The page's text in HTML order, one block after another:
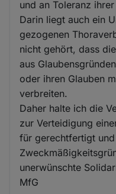
und an Toleranz
Darin liegt auch ein
gezogenen
nicht gehört, dass
aus
oder ihren Glauben
verbreiten.
Daher halte ich die
zur Verteidigung
für gerechtfertigt
unerwünschte
MfG